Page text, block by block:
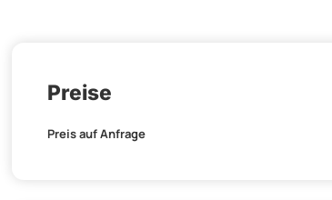
Preise
Preis auf Anfrage